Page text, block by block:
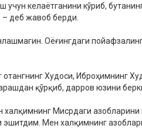
учун келаётганини кўриб,
деб жавоб берди.
Оёғингдаги
Худоси, Иброҳимнинг
қўрқиб, дарров юзини
Мисрдаги
Мен халқимнинг